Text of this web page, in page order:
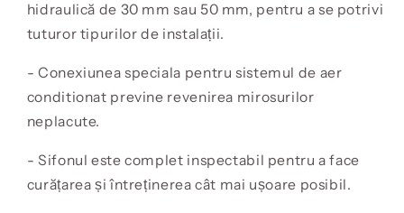
hidraulică de 30 mm sau 50 mm, pentru a se potrivi
tuturor tipurilor de instalații.
- Conexiunea speciala pentru sistemul de aer
conditionat previne revenirea mirosurilor
neplacute.
- Sifonul este complet inspectabil pentru a face
curățarea și întreținerea cât mai ușoare posibil.